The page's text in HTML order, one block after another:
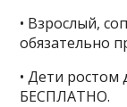
• Взрослый,
обязательно
• Дети
БЕСПЛАТНО.